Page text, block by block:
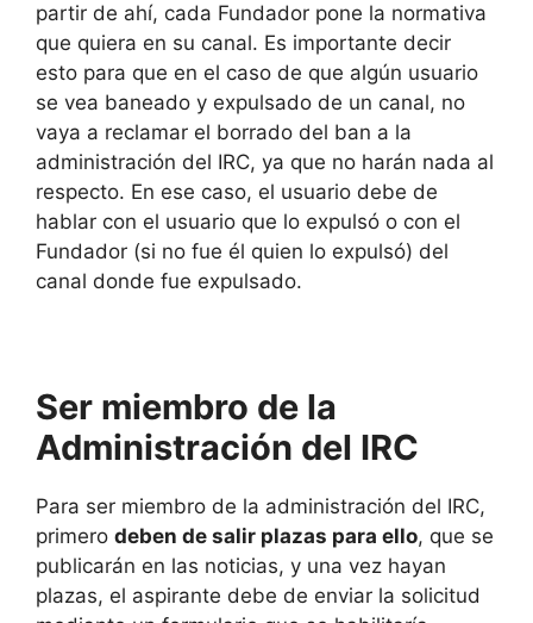
partir de ahí, cada Fundador pone la normativa
que quiera en su canal. Es importante decir
esto para que en el caso de que algún usuario
se vea baneado y expulsado de un canal, no
vaya a reclamar el borrado del ban a la
administración del IRC, ya que no harán nada al
respecto. En ese caso, el usuario debe de
hablar con el usuario que lo expulsó o con el
Fundador (si no fue él quien lo expulsó) del
canal donde fue expulsado.
Ser miembro de la
Administración del IRC
Para ser miembro de la administración del IRC,
primero deben de salir plazas para ello, que se
publicarán en las noticias, y una vez hayan
plazas, el aspirante debe de enviar la solicitud